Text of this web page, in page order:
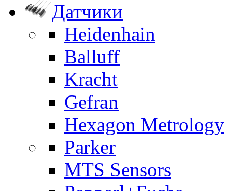
Датчики
Heidenhain
Balluff
Kracht
Gefran
Hexagon Metrology
Parker
MTS Sensors